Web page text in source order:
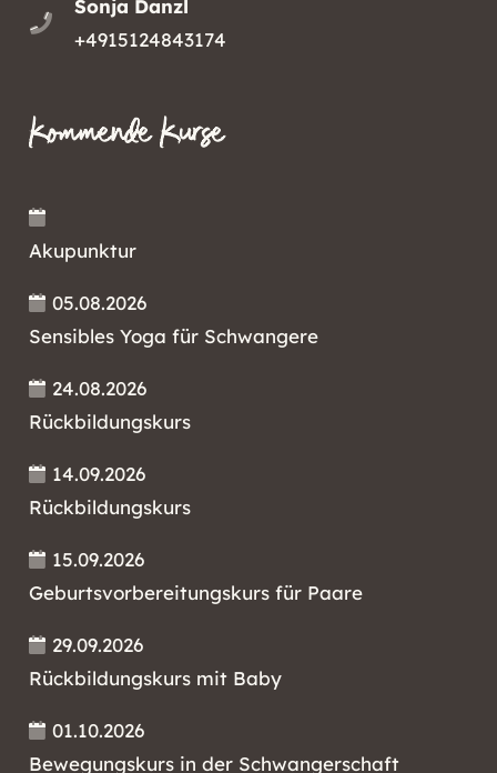
Sonja Danzl
+4915124843174
Kommende Kurse
Akupunktur
05.08.2026
Sensibles Yoga für Schwangere
24.08.2026
Rückbildungskurs
14.09.2026
Rückbildungskurs
15.09.2026
Geburtsvorbereitungskurs für Paare
29.09.2026
Rückbildungskurs mit Baby
01.10.2026
Bewegungskurs in der Schwangerschaft